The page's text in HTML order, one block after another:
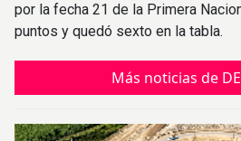
por la fecha 21 de la Primera
puntos y quedó sexto en la tabla.
Más noticias de